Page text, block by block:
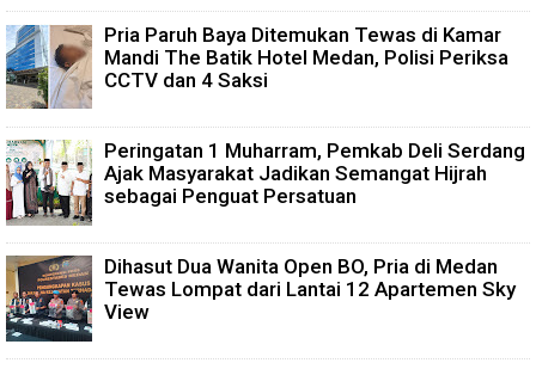
Pria Paruh Baya Ditemukan Tewas di Kamar
Mandi The Batik Hotel Medan, Polisi Periksa
CCTV dan 4 Saksi
Peringatan 1 Muharram, Pemkab Deli Serdang
Ajak Masyarakat Jadikan Semangat Hijrah
sebagai Penguat Persatuan
Dihasut Dua Wanita Open BO, Pria di Medan
Tewas Lompat dari Lantai 12 Apartemen Sky
View